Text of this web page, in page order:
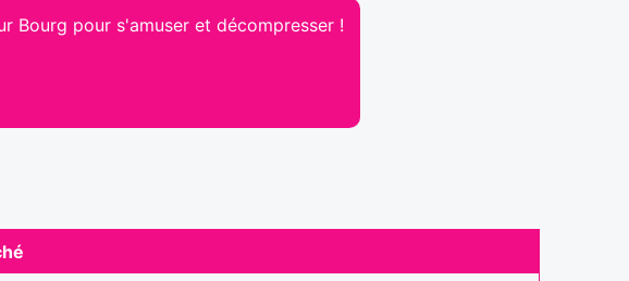
Bourg pour s'amuser et décompresser !